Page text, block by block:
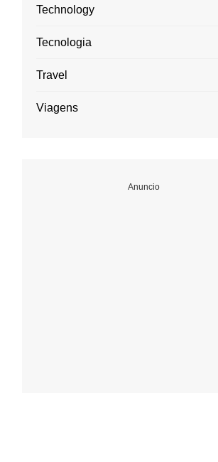
Technology
Tecnologia
Travel
Viagens
Anuncio